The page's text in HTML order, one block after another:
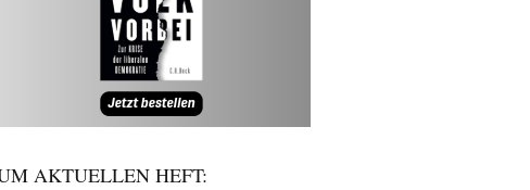
AKTUELLEN HEFT: